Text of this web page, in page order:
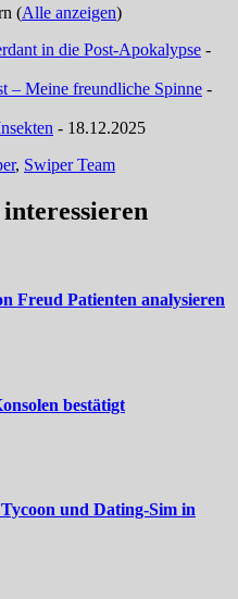
(Alle anzeigen)
in die Post-Apokalypse -
– Meine freundliche Spinne -
- 18.12.2025
, Swiper Team
Freud Patienten analysieren
bestätigt
und Dating-Sim in